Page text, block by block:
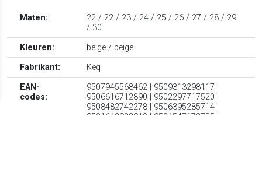
Maten:
22 / 22 / 23 / 24 / 25 / 26 / 27 / 28 / 29
/ 30
Kleuren:
beige / beige
Fabrikant:
Keq
EAN-
codes:
9507945568462 | 9509313298117 |
9506616712890 | 9502297717520 |
9508482742278 | 9506395285714 |
9501642982910 | 9504547178785 |